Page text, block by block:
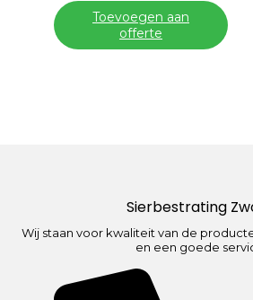
Toevoegen aan
offerte
Sierbestrating
Wij staan voor kwaliteit van de
en een goede